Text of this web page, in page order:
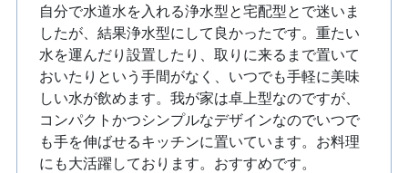
自分で水道水を入れる浄水型と宅配型とで迷いま
したが、結果浄水型にして良かったです。重たい
水を運んだり設置したり、取りに来るまで置いて
おいたりという手間がなく、いつでも手軽に美味
しい水が飲めます。我が家は卓上型なのですが、
コンパクトかつシンプルなデザインなのでいつで
も手を伸ばせるキッチンに置いています。お料理
にも大活躍しております。おすすめです。